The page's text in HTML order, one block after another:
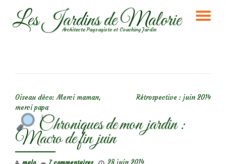
AllerLes Jardins de Malorie
Architecte Paysagiste et Coaching Jardin
Oiseau déco: Merci maman,
merci papa
Rétrospective : juin 2014
Chroniques de mon jardin :
Macro de fin juin
malo 7 commentaires